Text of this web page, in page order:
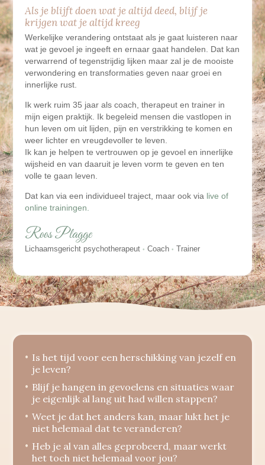
Als je blijft doen wat je altijd deed, blijf je
krijgen wat je altijd kreeg
Werkelijke verandering ontstaat als je gaat luisteren naar
wat je gevoel je ingeeft en ernaar gaat handelen. Dat kan
verwarrend of tegenstrijdig lijken maar zal je de mooiste
verwondering en transformaties geven naar groei en
innerlijke rust.
Ik werk ruim 35 jaar als coach, therapeut en trainer in
mijn eigen praktijk. Ik begeleid mensen die vastlopen in
hun leven om uit lijden, pijn en verstrikking te komen en
weer lichter en vreugdevoller te leven.
Ik kan je helpen te vertrouwen op je gevoel en innerlijke
wijsheid en van daaruit je leven vorm te geven en ten
volle te gaan leven.
Dat kan via een individueel traject, maar ook via live of
online trainingen.
Roos Plagge
Lichaamsgericht psychotherapeut • Coach • Trainer
Is het tijd voor een herschikking van jezelf en
je leven?
Blijf je hangen in gevoelens en situaties waar
je eigenlijk al lang uit had willen stappen?
Weet je dat het anders kan, maar lukt het je
niet helemaal dat te veranderen?
Heb je al van alles geprobeerd, maar werkt
het toch niet helemaal voor jou?